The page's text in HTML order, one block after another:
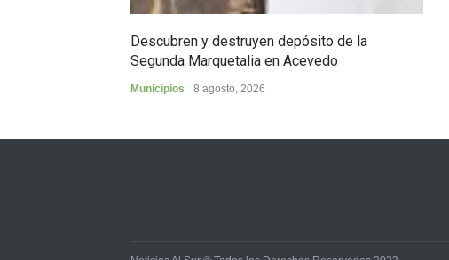
Descubren y destruyen depósito de la
Segunda Marquetalia en Acevedo
Municipios 8 agosto, 2026